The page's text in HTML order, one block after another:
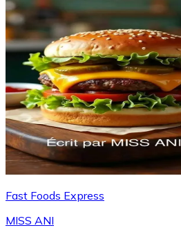
Fast Foods Express
MISS ANI